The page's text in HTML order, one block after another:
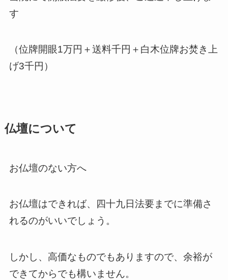
す
（位牌開眼1万円＋送料千円＋白木位牌お焚き上
げ3千円）
仏壇について
お仏壇のない方へ
お仏壇はできれば、四十九日法要までに準備さ
れるのがいいでしょう。
しかし、高価なものでもありますので、余裕が
できてからでも構いません。